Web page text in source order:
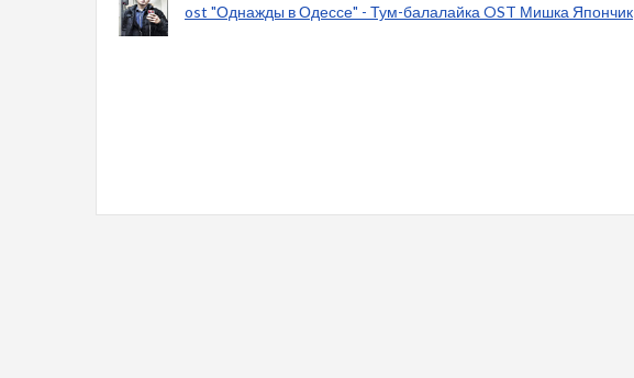
ost "Однажды в Одессе" - Тум-балалайка OST Мишка Япончик